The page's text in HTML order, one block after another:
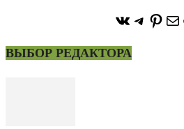
https://
https://
ВЫБОР РЕДАКТОРА